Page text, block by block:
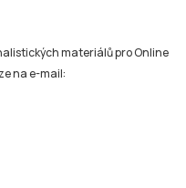
materiálů pro Online
na e-mail: